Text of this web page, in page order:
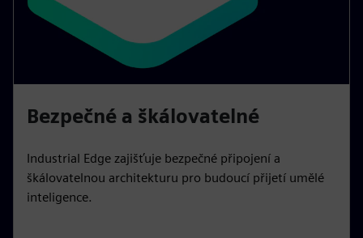
Bezpečné a škálovatelné
Industrial Edge zajišťuje bezpečné připojení a
škálovatelnou architekturu pro budoucí přijetí umělé
inteligence.